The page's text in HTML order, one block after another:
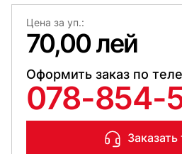
Цена за уп.:
70,00 лей
Оформить заказ по
078-854-
Заказать